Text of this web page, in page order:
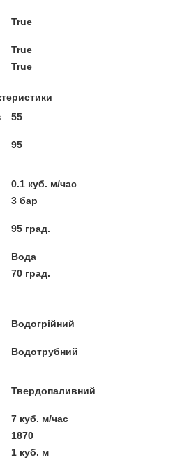
True
True
True
55
95
0.1 куб. м/час
3 бар
95 град.
Вода
70 град.
Водогрійний
Водотрубний
Твердопаливний
7 куб. м/час
1870
1 куб. м